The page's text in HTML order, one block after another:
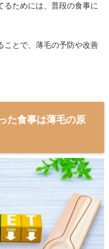
るためには、普段の食事に
ことで、薄毛の予防や改善
た食事は薄毛の原